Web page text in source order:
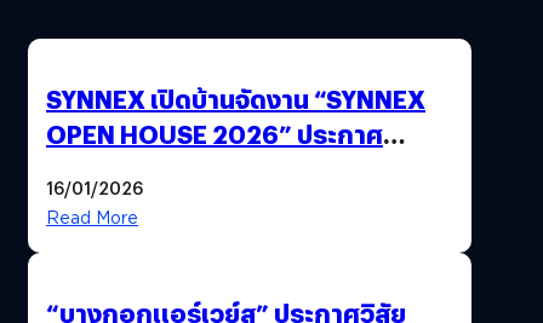
SYNNEX เปิดบ้านจัดงาน “SYNNEX
OPEN HOUSE 2026” ประกาศ
ได้ 53,000 ล้านบาท
16/01/2026
Read More
“บางกอกแอร์เวย์ส” ประกาศวิสัย